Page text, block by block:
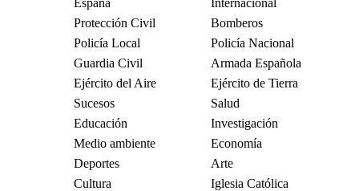
España
Internacional
Protección Civil
Bomberos
Policía Local
Policía Nacional
Guardia Civil
Armada Española
Ejército del Aire
Ejército de Tierra
Sucesos
Salud
Educación
Investigación
Medio ambiente
Economía
Deportes
Arte
Cultura
Iglesia Católica